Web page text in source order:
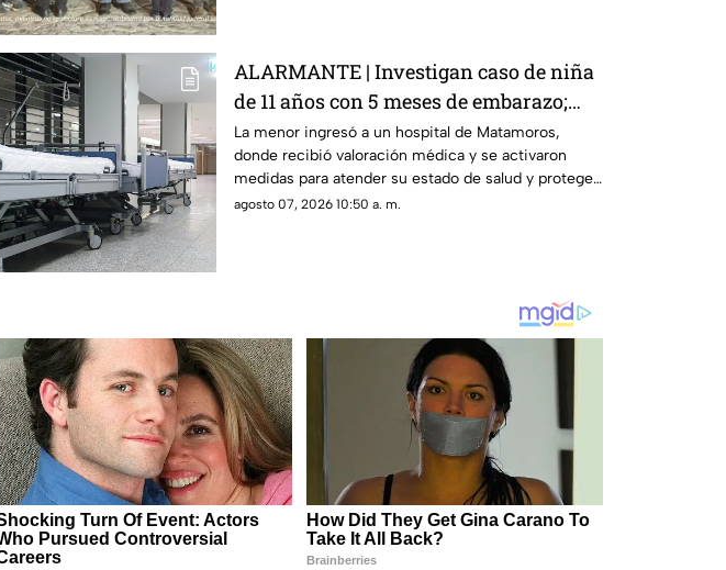
ALARMANTE | Investigan caso de niña
de 11 años con 5 meses de embarazo;
aquí ocurrió
La menor ingresó a un hospital de Matamoros,
donde recibió valoración médica y se activaron
medidas para atender su estado de salud y proteger
sus derechos.
agosto 07, 2026 10:50 a. m.